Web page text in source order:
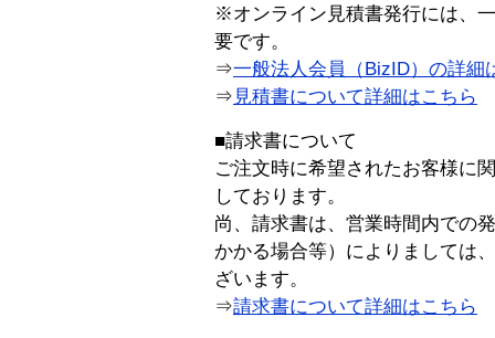
※オンライン見積書発行には、
要です。
⇒一般法人会員（BizID）の詳細
⇒ 見積書について詳細はこちら
■請求書について
ご注文時に希望されたお客様に
しております。
尚、請求書は、営業時間内での
かかる場合等）によりましては
ざいます。
⇒請求書について詳細はこちら